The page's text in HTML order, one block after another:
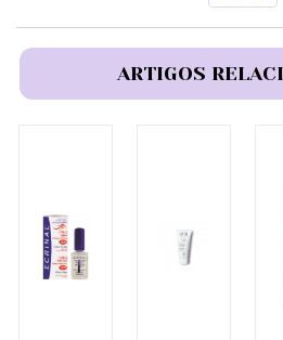
ARTIGOS